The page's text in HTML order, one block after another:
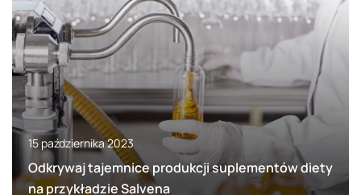
15 października 2023
Odkrywaj tajemnice produkcji suplementów diety
na przykładzie Salvena